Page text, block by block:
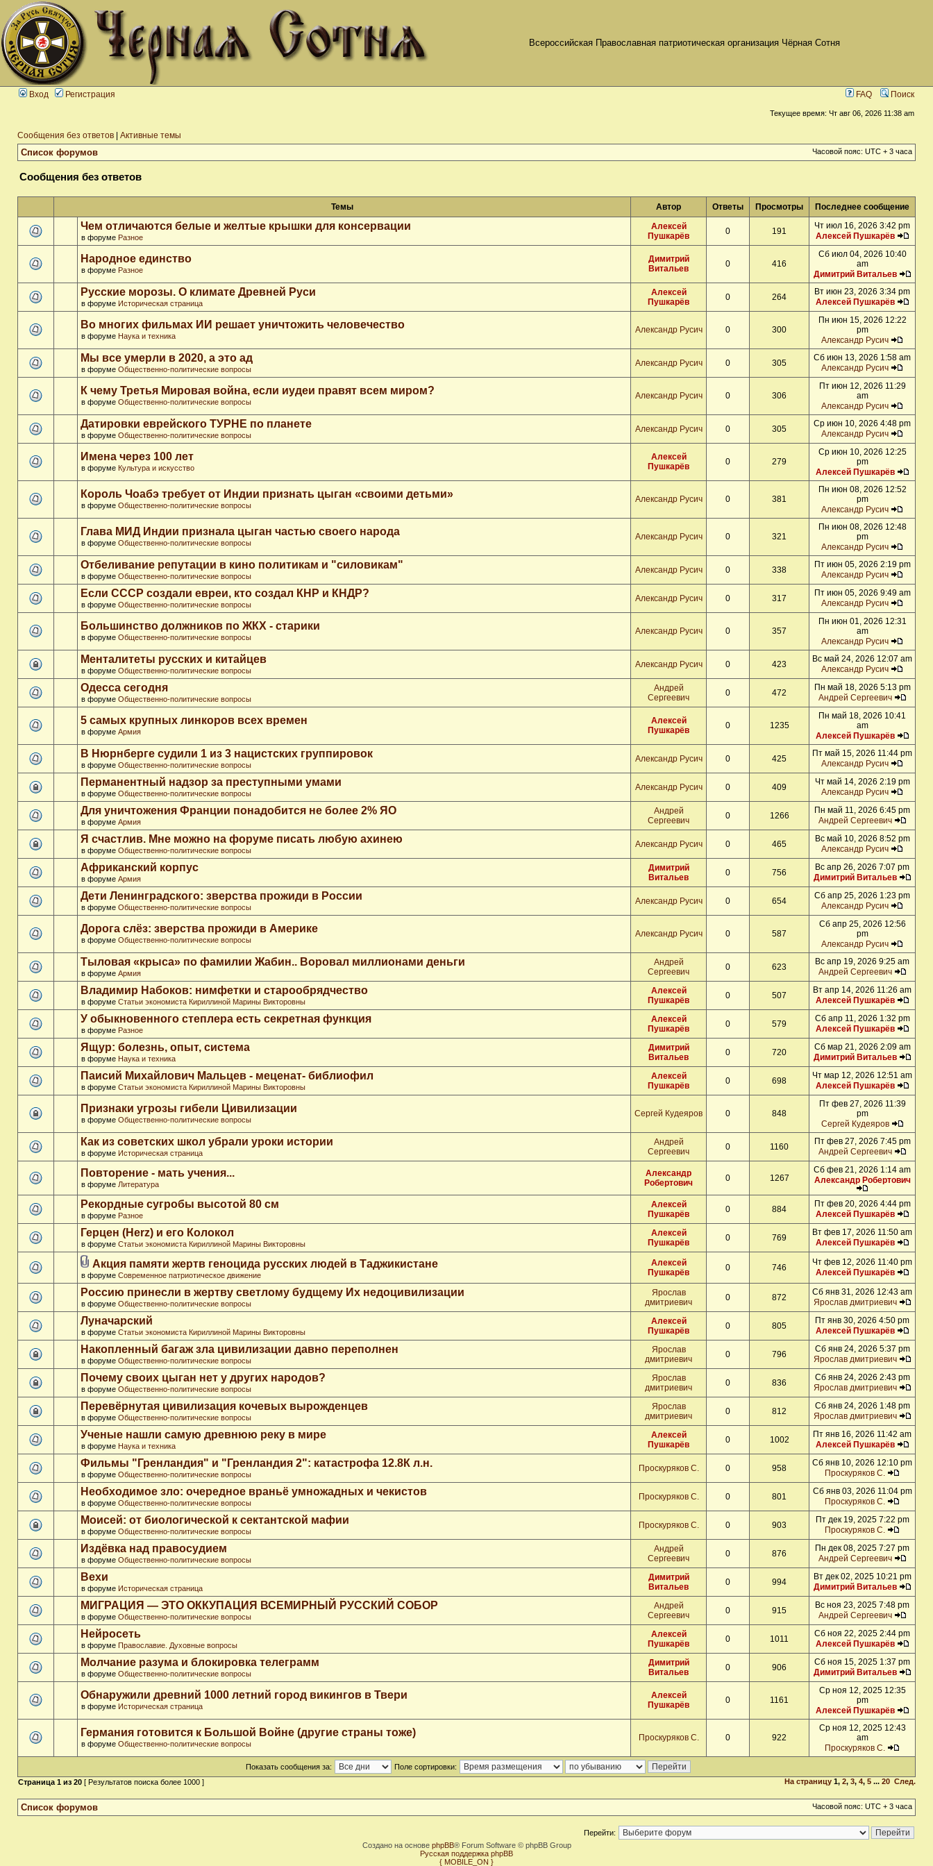
Всероссийская Православная патриотическая организация Чёрная Сотня
Вход Регистрация FAQ Поиск
Текущее время: Чт авг 06, 2026 11:38 am
Сообщения без ответов Активные темы
Список форумов Часовой пояс: UTC + 3 часа
Сообщения без ответов
Темы Автор Ответы Просмотры Последнее сообщение
Чем отличаются белые и желтые крышки для консервации
в форуме Разное
Алексей
Пушкарёв
0 191
Чт июл 16, 2026 3:42 pm
Алексей Пушкарёв
Народное единство
в форуме Разное
Димитрий
Витальев
0 416
Сб июл 04, 2026 10:40
am
Димитрий Витальев
Русские морозы. О климате Древней Руси
в форуме Историческая страница
Алексей
Пушкарёв
0 264
Вт июн 23, 2026 3:34 pm
Алексей Пушкарёв
Во многих фильмах ИИ решает уничтожить человечество
в форуме Наука и техника
Александр Русич 0 300
Пн июн 15, 2026 12:22
pm
Александр Русич
Мы все умерли в 2020, а это ад
в форуме Общественно-политические вопросы
Александр Русич 0 305
Сб июн 13, 2026 1:58 am
Александр Русич
К чему Третья Мировая война, если иудеи правят всем миром?
в форуме Общественно-политические вопросы
Александр Русич 0 306
Пт июн 12, 2026 11:29
am
Александр Русич
Датировки еврейского ТУРНЕ по планете
в форуме Общественно-политические вопросы
Александр Русич 0 305
Ср июн 10, 2026 4:48 pm
Александр Русич
Имена через 100 лет
в форуме Культура и искусство
Алексей
Пушкарёв
0 279
Ср июн 10, 2026 12:25
pm
Алексей Пушкарёв
Король Чоабэ требует от Индии признать цыган «своими детьми»
в форуме Общественно-политические вопросы
Александр Русич 0 381
Пн июн 08, 2026 12:52
pm
Александр Русич
Глава МИД Индии признала цыган частью своего народа
в форуме Общественно-политические вопросы
Александр Русич 0 321
Пн июн 08, 2026 12:48
pm
Александр Русич
Отбеливание репутации в кино политикам и "силовикам"
в форуме Общественно-политические вопросы
Александр Русич 0 338
Пт июн 05, 2026 2:19 pm
Александр Русич
Если СССР создали евреи, кто создал КНР и КНДР?
в форуме Общественно-политические вопросы
Александр Русич 0 317
Пт июн 05, 2026 9:49 am
Александр Русич
Большинство должников по ЖКХ - старики
в форуме Общественно-политические вопросы
Александр Русич 0 357
Пн июн 01, 2026 12:31
am
Александр Русич
Менталитеты русских и китайцев
в форуме Общественно-политические вопросы
Александр Русич 0 423
Вс май 24, 2026 12:07 am
Александр Русич
Одесса сегодня
в форуме Общественно-политические вопросы
Андрей
Сергеевич
0 472
Пн май 18, 2026 5:13 pm
Андрей Сергеевич
5 самых крупных линкоров всех времен
в форуме Армия
Алексей
Пушкарёв
0 1235
Пн май 18, 2026 10:41
am
Алексей Пушкарёв
В Нюрнберге судили 1 из 3 нацистских группировок
в форуме Общественно-политические вопросы
Александр Русич 0 425
Пт май 15, 2026 11:44 pm
Александр Русич
Перманентный надзор за преступными умами
в форуме Общественно-политические вопросы
Александр Русич 0 409
Чт май 14, 2026 2:19 pm
Александр Русич
Для уничтожения Франции понадобится не более 2% ЯО
в форуме Армия
Андрей
Сергеевич
0 1266
Пн май 11, 2026 6:45 pm
Андрей Сергеевич
Я счастлив. Мне можно на форуме писать любую ахинею
в форуме Общественно-политические вопросы
Александр Русич 0 465
Вс май 10, 2026 8:52 pm
Александр Русич
Африканский корпус
в форуме Армия
Димитрий
Витальев
0 756
Вс апр 26, 2026 7:07 pm
Димитрий Витальев
Дети Ленинградского: зверства прожиди в России
в форуме Общественно-политические вопросы
Александр Русич 0 654
Сб апр 25, 2026 1:23 pm
Александр Русич
Дорога слёз: зверства прожиди в Америке
в форуме Общественно-политические вопросы
Александр Русич 0 587
Сб апр 25, 2026 12:56
pm
Александр Русич
Тыловая «крыса» по фамилии Жабин.. Воровал миллионами деньги
в форуме Армия
Андрей
Сергеевич
0 623
Вс апр 19, 2026 9:25 am
Андрей Сергеевич
Владимир Набоков: нимфетки и старообрядчество
в форуме Статьи экономиста Кириллиной Марины Викторовны
Алексей
Пушкарёв
0 507
Вт апр 14, 2026 11:26 am
Алексей Пушкарёв
У обыкновенного степлера есть секретная функция
в форуме Разное
Алексей
Пушкарёв
0 579
Сб апр 11, 2026 1:32 pm
Алексей Пушкарёв
Ящур: болезнь, опыт, система
в форуме Наука и техника
Димитрий
Витальев
0 720
Сб мар 21, 2026 2:09 am
Димитрий Витальев
Паисий Михайлович Мальцев - меценат- библиофил
в форуме Статьи экономиста Кириллиной Марины Викторовны
Алексей
Пушкарёв
0 698
Чт мар 12, 2026 12:51 am
Алексей Пушкарёв
Признаки угрозы гибели Цивилизации
в форуме Общественно-политические вопросы
Сергей Кудеяров 0 848
Пт фев 27, 2026 11:39
pm
Сергей Кудеяров
Как из советских школ убрали уроки истории
в форуме Историческая страница
Андрей
Сергеевич
0 1160
Пт фев 27, 2026 7:45 pm
Андрей Сергеевич
Повторение - мать учения...
в форуме Литература
Александр
Робертович
0 1267
Сб фев 21, 2026 1:14 am
Александр Робертович
Рекордные сугробы высотой 80 см
в форуме Разное
Алексей
Пушкарёв
0 884
Пт фев 20, 2026 4:44 pm
Алексей Пушкарёв
Герцен (Herz) и его Колокол
в форуме Статьи экономиста Кириллиной Марины Викторовны
Алексей
Пушкарёв
0 769
Вт фев 17, 2026 11:50 am
Алексей Пушкарёв
Акция памяти жертв геноцида русских людей в Таджикистане
в форуме Современное патриотическое движение
Алексей
Пушкарёв
0 746
Чт фев 12, 2026 11:40 pm
Алексей Пушкарёв
Россию принесли в жертву светлому будщему Их недоцивилизации
в форуме Общественно-политические вопросы
Ярослав
дмитриевич
0 872
Сб янв 31, 2026 12:43 am
Ярослав дмитриевич
Луначарский
в форуме Статьи экономиста Кириллиной Марины Викторовны
Алексей
Пушкарёв
0 805
Пт янв 30, 2026 4:50 pm
Алексей Пушкарёв
Накопленный багаж зла цивилизации давно переполнен
в форуме Общественно-политические вопросы
Ярослав
дмитриевич
0 796
Сб янв 24, 2026 5:37 pm
Ярослав дмитриевич
Почему своих цыган нет у других народов?
в форуме Общественно-политические вопросы
Ярослав
дмитриевич
0 836
Сб янв 24, 2026 2:43 pm
Ярослав дмитриевич
Перевёрнутая цивилизация кочевых вырожденцев
в форуме Общественно-политические вопросы
Ярослав
дмитриевич
0 812
Сб янв 24, 2026 1:48 pm
Ярослав дмитриевич
Ученые нашли самую древнюю реку в мире
в форуме Наука и техника
Алексей
Пушкарёв
0 1002
Пт янв 16, 2026 11:42 am
Алексей Пушкарёв
Фильмы "Гренландия" и "Гренландия 2": катастрофа 12.8К л.н.
в форуме Общественно-политические вопросы
Проскуряков С. 0 958
Сб янв 10, 2026 12:10 pm
Проскуряков С.
Необходимое зло: очередное враньё умножадных и чекистов
в форуме Общественно-политические вопросы
Проскуряков С. 0 801
Сб янв 03, 2026 11:04 pm
Проскуряков С.
Моисей: от биологической к сектантской мафии
в форуме Общественно-политические вопросы
Проскуряков С. 0 903
Пт дек 19, 2025 7:22 pm
Проскуряков С.
Издёвка над правосудием
в форуме Общественно-политические вопросы
Андрей
Сергеевич
0 876
Пн дек 08, 2025 7:27 pm
Андрей Сергеевич
Вехи
в форуме Историческая страница
Димитрий
Витальев
0 994
Вт дек 02, 2025 10:21 pm
Димитрий Витальев
МИГРАЦИЯ — ЭТО ОККУПАЦИЯ ВСЕМИРНЫЙ РУССКИЙ СОБОР
в форуме Общественно-политические вопросы
Андрей
Сергеевич
0 915
Вс ноя 23, 2025 7:48 pm
Андрей Сергеевич
Нейросеть
в форуме Православие. Духовные вопросы
Алексей
Пушкарёв
0 1011
Сб ноя 22, 2025 2:44 pm
Алексей Пушкарёв
Молчание разума и блокировка телеграмм
в форуме Общественно-политические вопросы
Димитрий
Витальев
0 906
Сб ноя 15, 2025 1:37 pm
Димитрий Витальев
Обнаружили древний 1000 летний город викингов в Твери
в форуме Историческая страница
Алексей
Пушкарёв
0 1161
Ср ноя 12, 2025 12:35
pm
Алексей Пушкарёв
Германия готовится к Большой Войне (другие страны тоже)
в форуме Общественно-политические вопросы
Проскуряков С. 0 922
Ср ноя 12, 2025 12:43
am
Проскуряков С.
Показать сообщения за:
Поле сортировки:
Страница 1 из 20 [ Результатов поиска более 1000 ] На страницу 1, 2, 3, 4, 5 ... 20 След.
Список форумов Часовой пояс: UTC + 3 часа
Перейти:
Создано на основе phpBB® Forum Software © phpBB Group
Русская поддержка phpBB
{ MOBILE_ON }